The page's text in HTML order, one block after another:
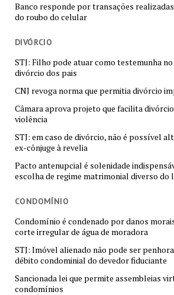
Banco responde por transações
do roubo do celular
DIVÓRCIO
STJ: Filho pode atuar como testemunha
divórcio dos pais
CNJ revoga norma que permitia divórcio
Câmara aprova projeto que facilita
violência
STJ: em caso de divórcio, não é possível
ex-cônjuge à revelia
Pacto antenupcial é solenidade
escolha de regime matrimonial diverso do
CONDOMÍNIO
Condomínio é condenado por danos
corte irregular de água de moradora
STJ: Imóvel alienado não pode ser
débito condominial do devedor fiduciante
Sancionada lei que permite assembleias
condomínios